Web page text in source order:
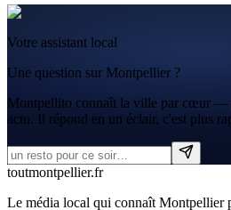
Votre assistant local
Une question sur Montpellier ?
Montpellito connaît la ville par cœur —
actu. Il répond en un éclair, c'est plus
toutmontpellier.fr
Le média local qui connaît Montpellier